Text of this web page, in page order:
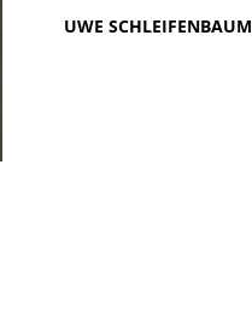
UWE SCHLEIFENBAUM